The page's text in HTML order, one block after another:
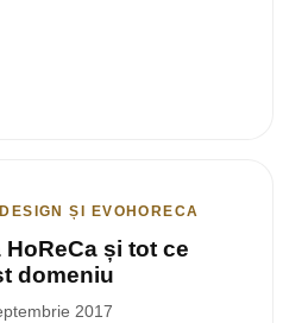
ȘI EVOHORECA
și tot ce
domeniu
2017